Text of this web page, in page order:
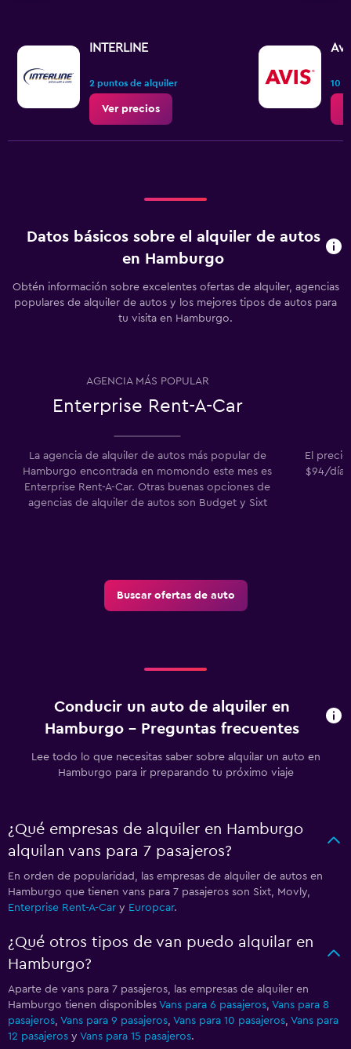
INTERLINE
2 puntos de alquiler
Ver precios
10
Datos básicos sobre el alquiler de autos
en Hamburgo
Obtén información sobre excelentes ofertas de alquiler, agencias
populares de alquiler de autos y los mejores tipos de autos para
tu visita en Hamburgo.
AGENCIA MÁS POPULAR
Enterprise Rent-A-Car
La agencia de alquiler de autos más popular de
Hamburgo encontrada en momondo este mes es
Enterprise Rent-A-Car. Otras buenas opciones de
agencias de alquiler de autos son Budget y Sixt
El
$94/día.
Buscar ofertas de auto
Conducir un auto de alquiler en
Hamburgo - Preguntas frecuentes
Lee todo lo que necesitas saber sobre alquilar un auto en
Hamburgo para ir preparando tu próximo viaje
¿Qué empresas de alquiler en Hamburgo
alquilan vans para 7 pasajeros?
En orden de popularidad, las empresas de alquiler de autos en
Hamburgo que tienen vans para 7 pasajeros son Sixt, Movly,
Enterprise Rent-A-Car y Europcar.
¿Qué otros tipos de van puedo alquilar en
Hamburgo?
Aparte de vans para 7 pasajeros, las empresas de alquiler en
Hamburgo tienen disponibles Vans para 6 pasajeros Vans para 8
pasajeros Vans para 9 pasajeros Vans para 10 pasajeros Vans para
12 pasajeros y Vans para 15 pasajeros.